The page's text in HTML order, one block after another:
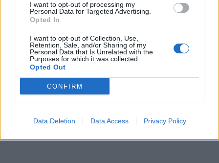
I want to opt-out of processing my
Personal Data for Targeted Advertising.
Opted In
I want to opt-out of Collection, Use,
Retention, Sale, and/or Sharing of my
Personal Data that Is Unrelated with the
Purposes for which it was collected.
Opted Out
CONFIRM
Data Deletion Data Access Privacy Policy